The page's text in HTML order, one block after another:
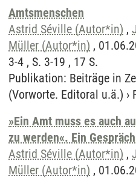
Amtsmenschen
Astrid Séville (Autor*in) ,
Müller (Autor*in) ,
3-4 , S. 3-19 , 17 S.
Publikation: Beiträge in
(Vorworte. Editoral u.ä.) ›
»Ein Amt muss es auch
zu werden«. Ein
Astrid Séville (Autor*in) ,
Müller (Autor*in) ,